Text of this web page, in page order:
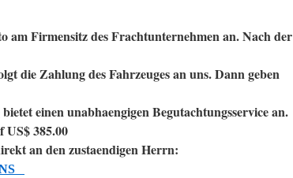
am Firmensitz des Frachtunternehmen an. Nach der
die Zahlung des Fahrzeuges an uns. Dann geben
bietet einen unabhaengigen Begutachtungsservice an.
US$ 385.00
an den zustaendigen Herrn: